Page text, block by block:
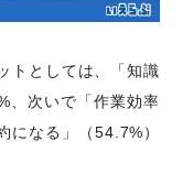
トとしては、「知識
、次いで「作業効率
になる」（54.7%）